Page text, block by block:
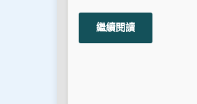
繼續閱讀